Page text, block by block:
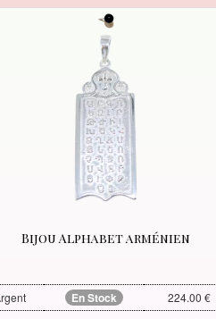
Bijou Alphabet arménien
En Stock
224.00 €